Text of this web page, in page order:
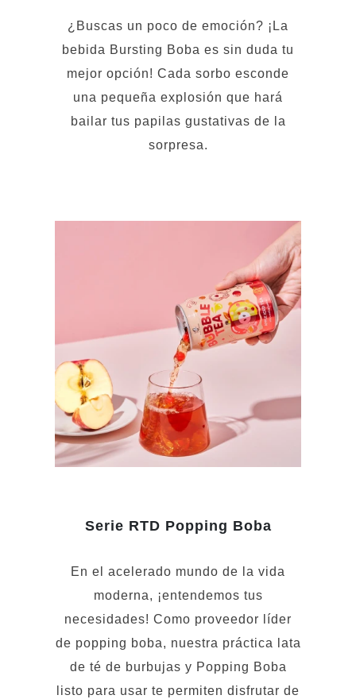
bebida Bursting Boba es sin duda tu
mejor opción! Cada sorbo esconde
una pequeña explosión que hará
bailar tus papilas gustativas de la
sorpresa.
moderna, ¡entendemos tus
necesidades! Como proveedor líder
de popping boba, nuestra práctica lata
de té de burbujas y Popping Boba
listo para usar te permiten disfrutar de
jugo de fruta fresca y sensaciones